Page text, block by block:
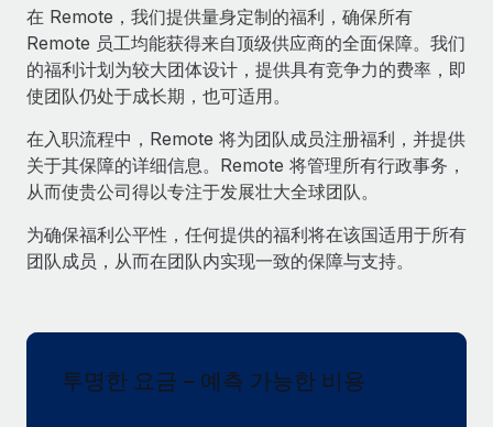
글로벌 인사 및 규정 준수 업무 처리에 전문가 지원 제공
신원 조사
채용 후보자 심사 프로세스 간소화
Compliance Watchtower
규정 준수 관련 위험에 선제적으로 대응
전 세계 IT 장비 제공 및 추적 관리
직원 해외 이전을 간편하게 처리
사례 연구
지원받기
모든 리소스 보기
블로그
글로벌 급여
EOR 및 PEO
세금
블로그 둘러보기
在 Remote，我们提供量身定制的福利，确保所有
Remote 员工均能获得来自顶级供应商的全面保障。我们
的福利计划为较大团体设计，提供具有竞争力的费率，即
使团队仍处于成长期，也可适用。
在入职流程中，Remote 将为团队成员注册福利，并提供
关于其保障的详细信息。Remote 将管理所有行政事务，
从而使贵公司得以专注于发展壮大全球团队。
为确保福利公平性，任何提供的福利将在该国适用于所有
团队成员，从而在团队内实现一致的保障与支持。
투명한 요금 - 예측 가능한 비용